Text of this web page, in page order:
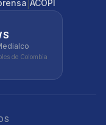
ACOPI
de Colombia